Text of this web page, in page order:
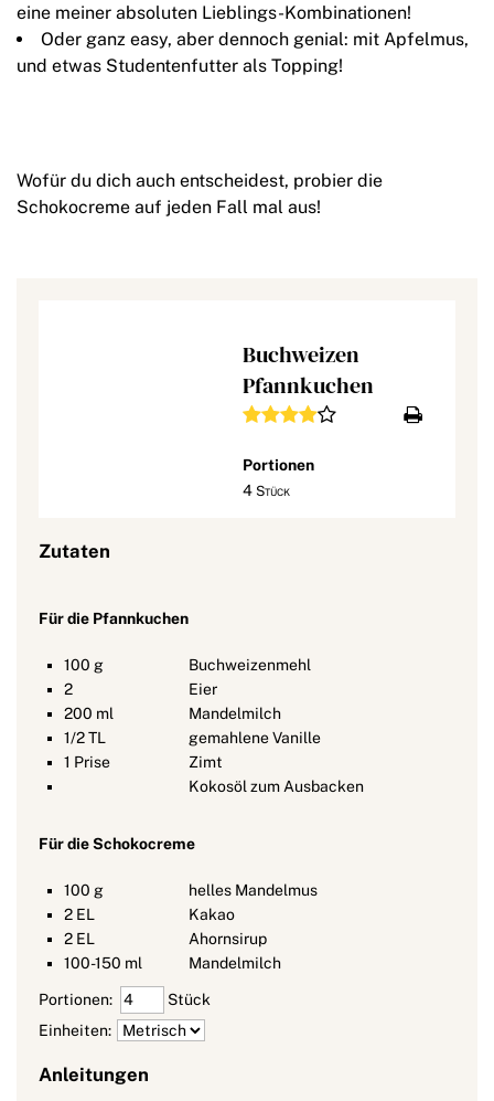
eine meiner absoluten Lieblings-Kombinationen!
Oder ganz easy, aber dennoch genial: mit Apfelmus,
und etwas Studentenfutter als Topping!
Wofür du dich auch entscheidest, probier die
Schokocreme auf jeden Fall mal aus!
Buchweizen
Pfannkuchen
Portionen
4 Stück
Zutaten
Für die Pfannkuchen
100 g
Buchweizenmehl
2
Eier
200 ml
Mandelmilch
1/2TL
gemahlene Vanille
1 Prise
Zimt
Kokosöl zum Ausbacken
Für die Schokocreme
100 g
helles Mandelmus
2 EL
Kakao
2 EL
Ahornsirup
100-150 ml Mandelmilch
Portionen:
Stück
Einheiten:
Anleitungen